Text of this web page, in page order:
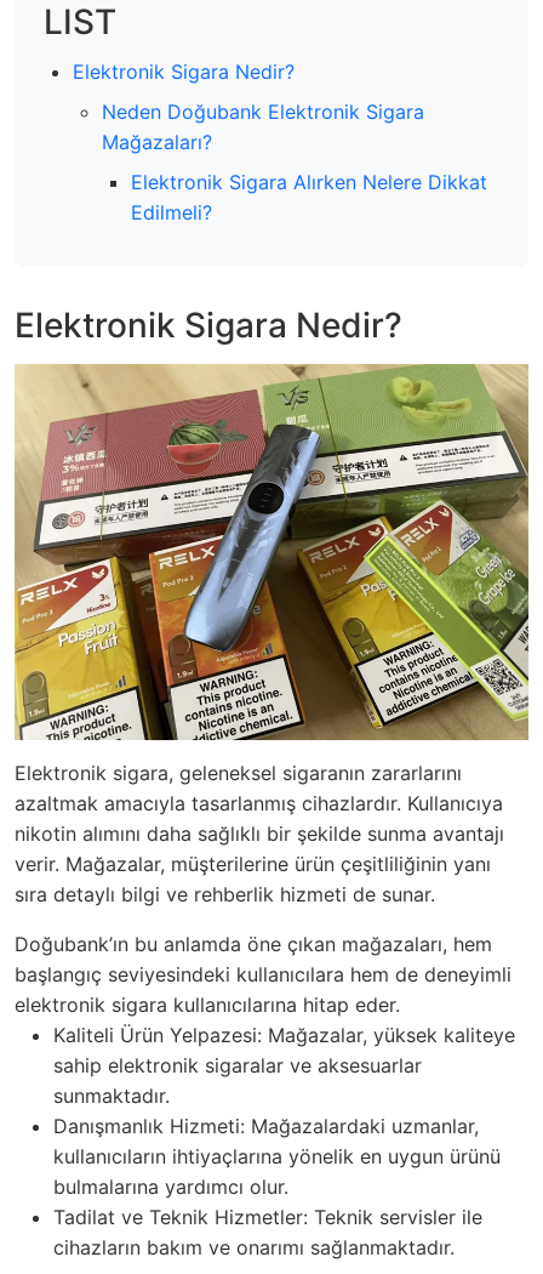
LIST
Elektronik Sigara Nedir?
Neden Doğubank Elektronik Sigara
Mağazaları?
Elektronik Sigara Alırken Nelere Dikkat
Edilmeli?
Elektronik Sigara Nedir?
Elektronik sigara, geleneksel sigaranın zararlarını
azaltmak amacıyla tasarlanmış cihazlardır. Kullanıcıya
nikotin alımını daha sağlıklı bir şekilde sunma avantajı
verir. Mağazalar, müşterilerine ürün çeşitliliğinin yanı
sıra detaylı bilgi ve rehberlik hizmeti de sunar.
Doğubank’ın bu anlamda öne çıkan mağazaları, hem
başlangıç seviyesindeki kullanıcılara hem de deneyimli
elektronik sigara kullanıcılarına hitap eder.
Kaliteli Ürün Yelpazesi: Mağazalar, yüksek kaliteye
sahip elektronik sigaralar ve aksesuarlar
sunmaktadır.
Danışmanlık Hizmeti: Mağazalardaki uzmanlar,
kullanıcıların ihtiyaçlarına yönelik en uygun ürünü
bulmalarına yardımcı olur.
Tadilat ve Teknik Hizmetler: Teknik servisler ile
cihazların bakım ve onarımı sağlanmaktadır.